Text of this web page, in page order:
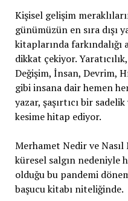
Kişisel gelişim
günümüzün en sıra dışı
kitaplarında
dikkat çekiyor.
Değişim, İnsan, Devrim,
gibi insana dair hemen
yazar, şaşırtıcı bir
kesime hitap ediyor.
Merhamet Nedir ve
küresel salgın nedeniyle
olduğu bu pandemi
başucu kitabı niteliğinde.